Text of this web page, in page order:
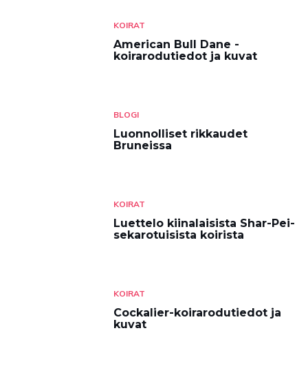
KOIRAT
American Bull Dane -
koirarodutiedot ja kuvat
BLOGI
Luonnolliset rikkaudet
Bruneissa
KOIRAT
Luettelo kiinalaisista Shar-Pei-
sekarotuisista koirista
KOIRAT
Cockalier-koirarodutiedot ja
kuvat